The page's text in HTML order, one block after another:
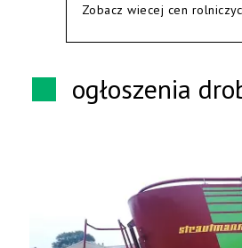
Zobacz wiecej cen
ogłoszenia